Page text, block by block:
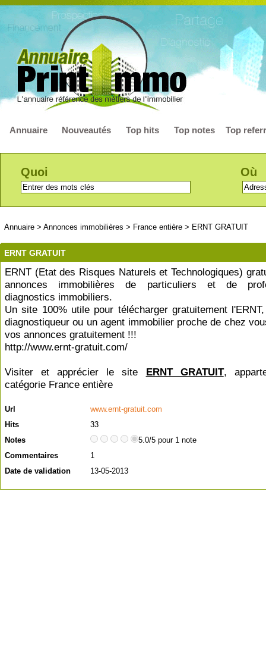
Annuaire Nouveautés Top hits Top notes Top
Quoi Où
Annuaire > Annonces immobilières > France entière > ERNT GRATUIT
ERNT GRATUIT
ERNT (Etat des Risques Naturels et Technologiques)
annonces immobilières de particuliers et de
diagnostics immobiliers.
Un site 100% utile pour télécharger gratuitement
diagnostiqueur ou un agent immobilier proche de chez
vos annonces gratuitement !!!
http://www.ernt-gratuit.com/
Visiter et apprécier le site ERNT GRATUIT,
catégorie France entière
Url
www.ernt-gratuit.com
Hits
33
Notes
5.0/5 pour 1 note
Commentaires
1
Date de validation
13-05-2013